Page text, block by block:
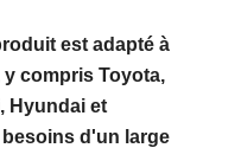
est adapté à
compris Toyota,
Hyundai et
d'un large